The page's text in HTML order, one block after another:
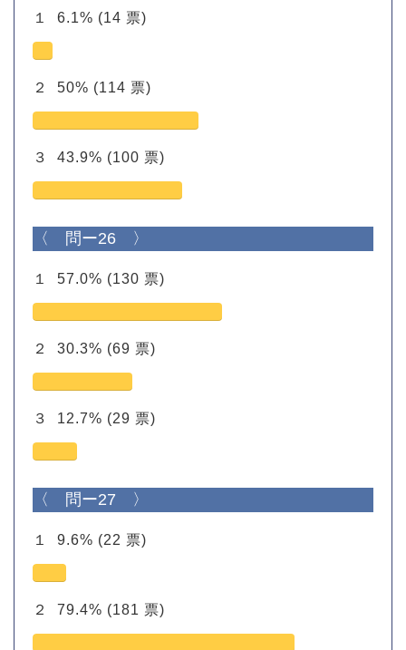
１ 6.1% (14 票)
２ 50% (114 票)
３ 43.9% (100 票)
〈 問ー26 〉
１ 57.0% (130 票)
２ 30.3% (69 票)
３ 12.7% (29 票)
〈 問ー27 〉
１ 9.6% (22 票)
２ 79.4% (181 票)